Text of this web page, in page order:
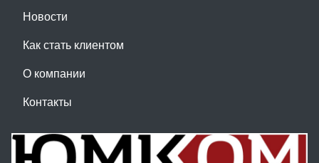
Новости
Как стать клиентом
О компании
Контакты